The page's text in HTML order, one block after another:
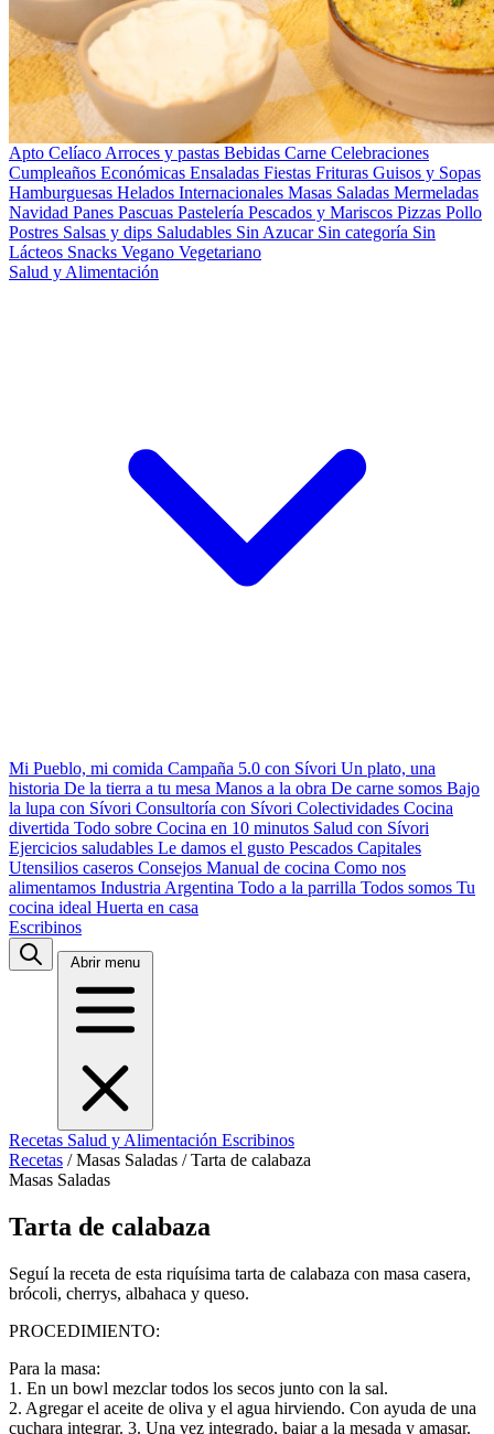
Apto Celíaco Arroces y pastas Bebidas Carne Celebraciones
Cumpleaños Económicas Ensaladas Fiestas Frituras Guisos y Sopas
Hamburguesas Helados Internacionales Masas Saladas Mermeladas
Navidad Panes Pascuas Pastelería Pescados y Mariscos Pizzas Pollo
Postres Salsas y dips Saludables Sin Azucar Sin categoría Sin
Lácteos Snacks Vegano Vegetariano
Salud y Alimentación
Mi Pueblo, mi comida Campaña 5.0 con Sívori Un plato, una
historia De la tierra a tu mesa Manos a la obra De carne somos Bajo
la lupa con Sívori Consultoría con Sívori Colectividades Cocina
divertida Todo sobre Cocina en 10 minutos Salud con Sívori
Ejercicios saludables Le damos el gusto Pescados Capitales
Utensilios caseros Consejos Manual de cocina Como nos
alimentamos Industria Argentina Todo a la parrilla Todos somos Tu
cocina ideal Huerta en casa
Escribinos
Abrir menu
Recetas Salud y Alimentación Escribinos
Recetas / Masas Saladas / Tarta de calabaza
Masas Saladas
Tarta de calabaza
Seguí la receta de esta riquísima tarta de calabaza con masa casera,
brócoli, cherrys, albahaca y queso.
PROCEDIMIENTO:
Para la masa:
1. En un bowl mezclar todos los secos junto con la sal.
2. Agregar el aceite de oliva y el agua hirviendo. Con ayuda de una
cuchara integrar. 3. Una vez integrado, bajar a la mesada y amasar.